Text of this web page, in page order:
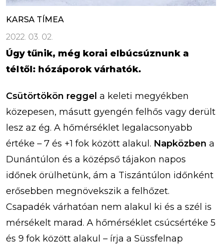
KARSA TÍMEA
2022. 03. 02.
Úgy tűnik, még korai elbúcsúznunk a
téltől: hózáporok várhatók.
Csütörtökön reggel a keleti megyékben
közepesen, másutt gyengén felhős vagy derült
lesz az ég. A hőmérséklet legalacsonyabb
értéke – 7 és +1 fok között alakul. Napközben a
Dunántúlon és a középső tájakon napos
időnek örülhetünk, ám a Tiszántúlon időnként
erősebben megnövekszik a felhőzet.
Csapadék várhatóan nem alakul ki és a szél is
mérsékelt marad. A hőmérséklet csúcsértéke 5
és 9 fok között alakul – írja a Süssfelnap